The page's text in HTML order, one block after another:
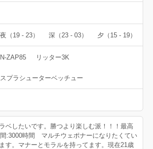
夜（19 - 23） 深（23 - 03） 夕（15 - 19）
N-ZAP85 リッター3K
スプラシューターベッチュー
ベしたいです。勝つより楽しむ派！！！最高
:3000時間 マルチウェポナーになりたくてい
す。マナーとモラルを持ってます。現在21歳